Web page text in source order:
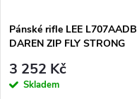
Pánské rifle LEE L707AADB
DAREN ZIP FLY STRONG
3 252 Kč
Skladem